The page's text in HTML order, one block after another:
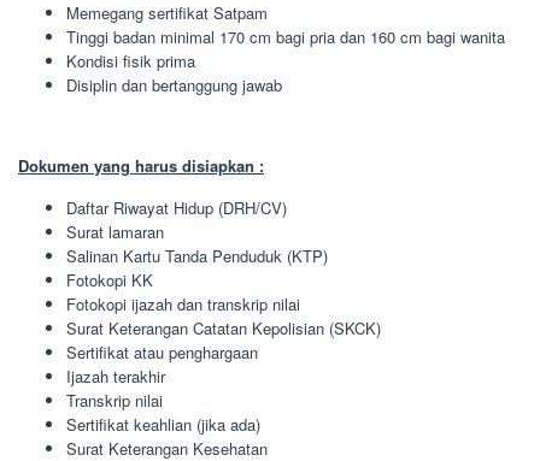
Memegang sertifikat Satpam
Tinggi badan minimal 170 cm bagi pria dan 160 cm bagi wanita
Kondisi fisik prima
Disiplin dan bertanggung jawab
Dokumen yang harus disiapkan :
Daftar Riwayat Hidup (DRH/CV)
Surat lamaran
Salinan Kartu Tanda Penduduk (KTP)
Fotokopi KK
Fotokopi ijazah dan transkrip nilai
Surat Keterangan Catatan Kepolisian (SKCK)
Sertifikat atau penghargaan
Ijazah terakhir
Transkrip nilai
Sertifikat keahlian (jika ada)
Surat Keterangan Kesehatan